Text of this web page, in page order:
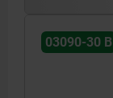
03090-30 B